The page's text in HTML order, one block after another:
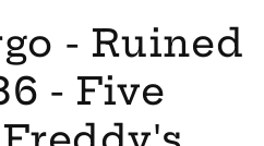
- Ruined
- Five